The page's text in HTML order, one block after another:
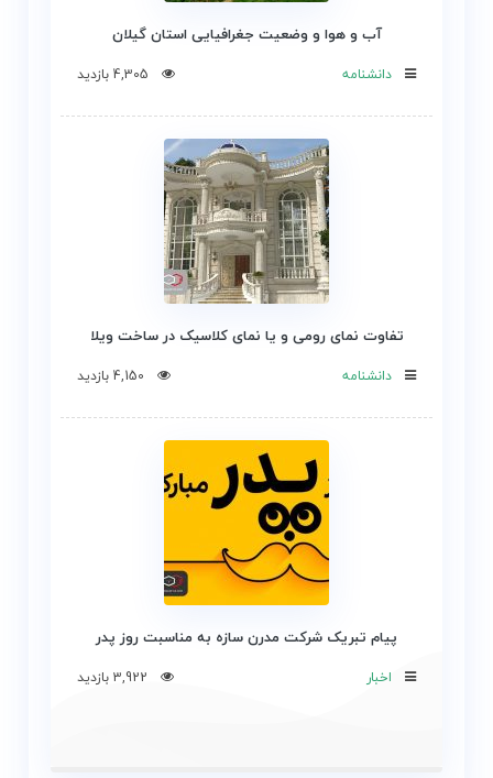
آب و هوا و وضعیت جغرافیایی استان گیلان
دانشنامه 4,305 بازدید
تفاوت نمای رومی و یا نمای کلاسیک در ساخت ویلا
دانشنامه 4,150 بازدید
پیام تبریک شرکت مدرن سازه به مناسبت روز پدر
اخبار 3,922 بازدید